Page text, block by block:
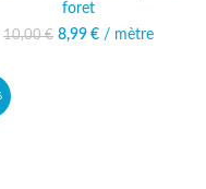
foret
10,00€ Le prix initial était :
8,99 € Le prix actuel
/ mètre